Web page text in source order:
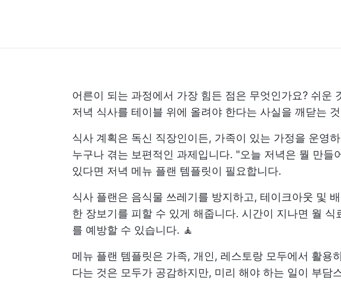
어른이 되는 과정에서 가장 힘든 점은 무엇인가요? 쉬운
저녁 식사를 테이블 위에 올려야 한다는 사실을 깨닫는
식사 계획은 독신 직장인이든, 가족이 있는 가정을 운영
누구나 겪는 보편적인 과제입니다. "오늘 저녁은 뭘 만들
있다면 저녁 메뉴 플랜 템플릿이 필요합니다.
식사 플랜은 음식물 쓰레기를 방지하고, 테이크아웃 및
한 장보기를 피할 수 있게 해줍니다. 시간이 지나면 월
를 예방할 수 있습니다. 🧘
메뉴 플랜 템플릿은 가족, 개인, 레스토랑 모두에서 활용
다는 것은 모두가 공감하지만, 미리 해야 하는 일이 부담